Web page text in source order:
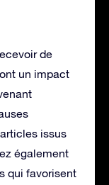
de
un impact
issus
également
qui favorisent